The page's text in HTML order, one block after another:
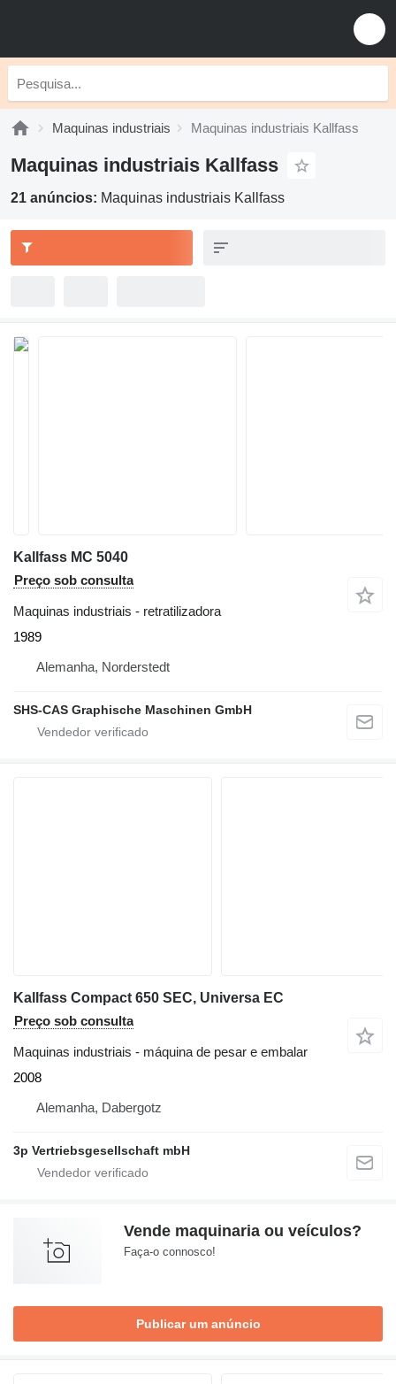
Maquinas industriais Maquinas industriais Kallfass
Maquinas industriais Kallfass
21 anúncios: Maquinas industriais Kallfass
Kallfass MC 5040
Preço sob consulta
Maquinas industriais - retratilizadora
1989
Alemanha, Norderstedt
SHS-CAS Graphische Maschinen GmbH
Kallfass Compact 650 SEC, Universa EC
Preço sob consulta
Maquinas industriais - máquina de pesar e embalar
2008
Alemanha, Dabergotz
3p Vertriebsgesellschaft mbH
Vende maquinaria ou veículos?
Faça-o connosco!
Publicar um anúncio